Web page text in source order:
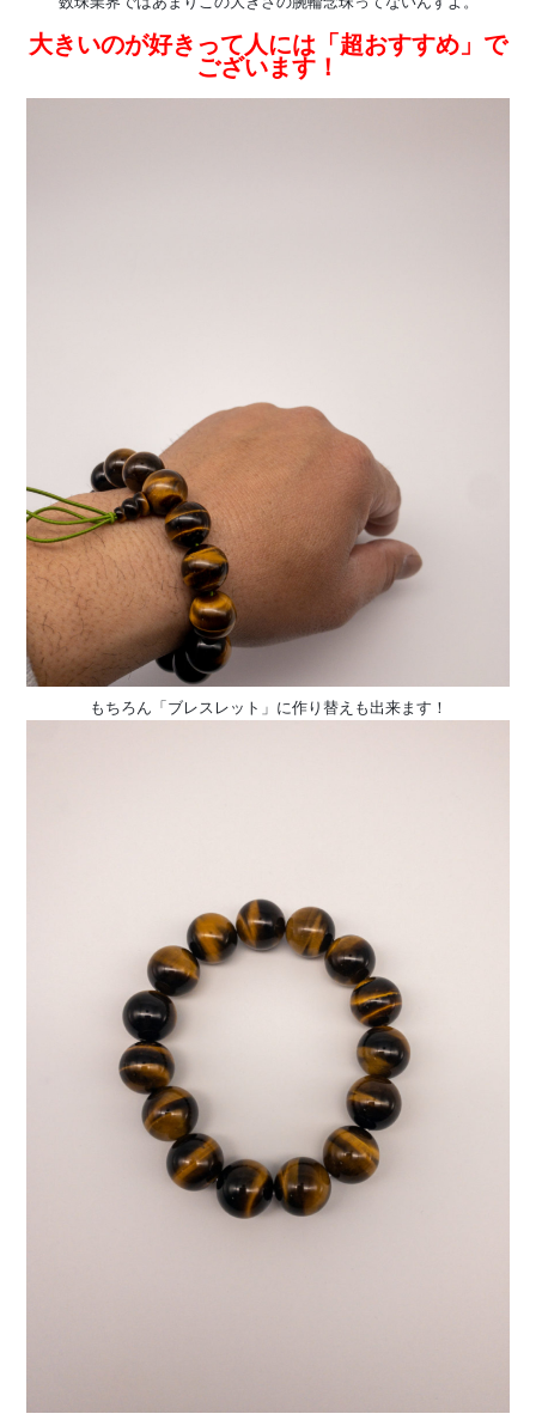
大きいのが好きって人には「超おすすめ」で
ございます！
もちろん「ブレスレット」に作り替えも出来ます！